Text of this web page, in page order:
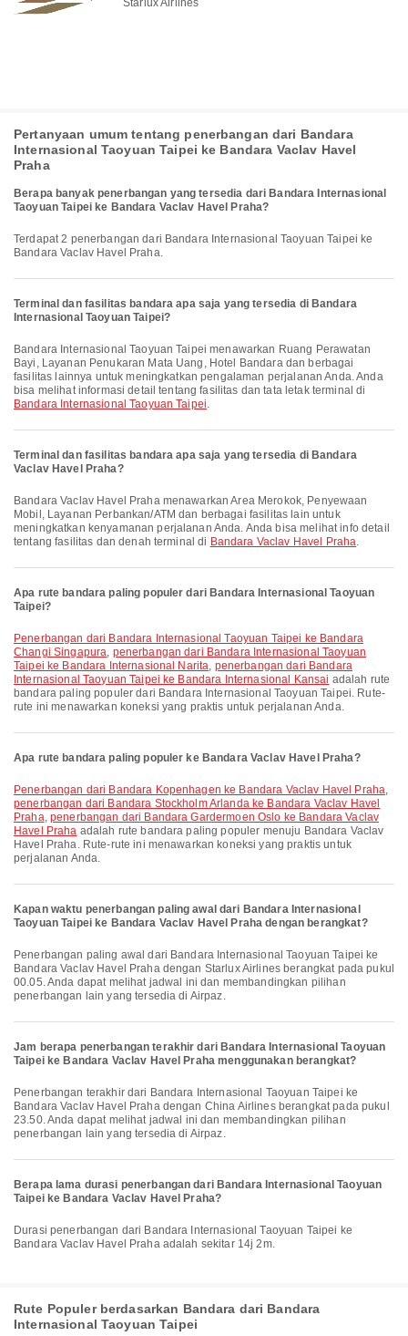
Pertanyaan umum tentang penerbangan dari Bandara
Internasional Taoyuan Taipei ke Bandara Vaclav Havel
Praha
Berapa banyak penerbangan yang tersedia dari Bandara Internasional
Taoyuan Taipei ke Bandara Vaclav Havel Praha?
Terdapat 2 penerbangan dari Bandara Internasional Taoyuan Taipei ke
Bandara Vaclav Havel Praha.
Terminal dan fasilitas bandara apa saja yang tersedia di Bandara
Internasional Taoyuan Taipei?
Bandara Internasional Taoyuan Taipei menawarkan Ruang Perawatan
Bayi, Layanan Penukaran Mata Uang, Hotel Bandara dan berbagai
fasilitas lainnya untuk meningkatkan pengalaman perjalanan Anda. Anda
bisa melihat informasi detail tentang fasilitas dan tata letak terminal di
Bandara Internasional Taoyuan Taipei.
Terminal dan fasilitas bandara apa saja yang tersedia di Bandara
Vaclav Havel Praha?
Bandara Vaclav Havel Praha menawarkan Area Merokok, Penyewaan
Mobil, Layanan Perbankan/ATM dan berbagai fasilitas lain untuk
meningkatkan kenyamanan perjalanan Anda. Anda bisa melihat info detail
tentang fasilitas dan denah terminal di Bandara Vaclav Havel Praha.
Apa rute bandara paling populer dari Bandara Internasional Taoyuan
Taipei?
penerbangan dari Bandara Internasional Taoyuan Taipei ke Bandara
Changi Singapura, penerbangan dari Bandara Internasional Taoyuan
Taipei ke Bandara Internasional Narita, penerbangan dari Bandara
Internasional Taoyuan Taipei ke Bandara Internasional Kansai adalah rute
bandara paling populer dari Bandara Internasional Taoyuan Taipei. Rute-
rute ini menawarkan koneksi yang praktis untuk perjalanan Anda.
Apa rute bandara paling populer ke Bandara Vaclav Havel Praha?
penerbangan dari Bandara Kopenhagen ke Bandara Vaclav Havel Praha,
penerbangan dari Bandara Stockholm Arlanda ke Bandara Vaclav Havel
Praha, penerbangan dari Bandara Gardermoen Oslo ke Bandara Vaclav
Havel Praha adalah rute bandara paling populer menuju Bandara Vaclav
Havel Praha. Rute-rute ini menawarkan koneksi yang praktis untuk
perjalanan Anda.
Kapan waktu penerbangan paling awal dari Bandara Internasional
Taoyuan Taipei ke Bandara Vaclav Havel Praha dengan berangkat?
Penerbangan paling awal dari Bandara Internasional Taoyuan Taipei ke
Bandara Vaclav Havel Praha dengan Starlux Airlines berangkat pada pukul
00.05. Anda dapat melihat jadwal ini dan membandingkan pilihan
penerbangan lain yang tersedia di Airpaz.
Jam berapa penerbangan terakhir dari Bandara Internasional Taoyuan
Taipei ke Bandara Vaclav Havel Praha menggunakan berangkat?
Penerbangan terakhir dari Bandara Internasional Taoyuan Taipei ke
Bandara Vaclav Havel Praha dengan China Airlines berangkat pada pukul
23.50. Anda dapat melihat jadwal ini dan membandingkan pilihan
penerbangan lain yang tersedia di Airpaz.
Berapa lama durasi penerbangan dari Bandara Internasional Taoyuan
Taipei ke Bandara Vaclav Havel Praha?
Durasi penerbangan dari Bandara Internasional Taoyuan Taipei ke
Bandara Vaclav Havel Praha adalah sekitar 14j 2m.
Rute Populer berdasarkan Bandara dari Bandara
Internasional Taoyuan Taipei